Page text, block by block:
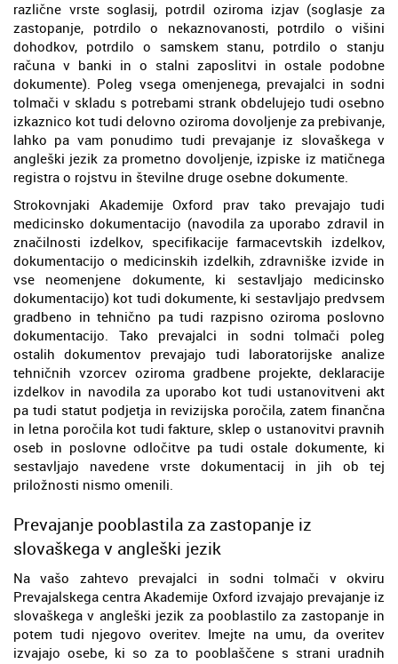
različne vrste soglasij, potrdil oziroma izjav (soglasje za
zastopanje, potrdilo o nekaznovanosti, potrdilo o višini
dohodkov, potrdilo o samskem stanu, potrdilo o stanju
računa v banki in o stalni zaposlitvi in ostale podobne
dokumente). Poleg vsega omenjenega, prevajalci in sodni
tolmači v skladu s potrebami strank obdelujejo tudi osebno
izkaznico kot tudi delovno oziroma dovoljenje za prebivanje,
lahko pa vam ponudimo tudi prevajanje iz slovaškega v
angleški jezik za prometno dovoljenje, izpiske iz matičnega
registra o rojstvu in številne druge osebne dokumente.
Strokovnjaki Akademije Oxford prav tako prevajajo tudi
medicinsko dokumentacijo (navodila za uporabo zdravil in
značilnosti izdelkov, specifikacije farmacevtskih izdelkov,
dokumentacijo o medicinskih izdelkih, zdravniške izvide in
vse neomenjene dokumente, ki sestavljajo medicinsko
dokumentacijo) kot tudi dokumente, ki sestavljajo predvsem
gradbeno in tehnično pa tudi razpisno oziroma poslovno
dokumentacijo. Tako prevajalci in sodni tolmači poleg
ostalih dokumentov prevajajo tudi laboratorijske analize
tehničnih vzorcev oziroma gradbene projekte, deklaracije
izdelkov in navodila za uporabo kot tudi ustanovitveni akt
pa tudi statut podjetja in revizijska poročila, zatem finančna
in letna poročila kot tudi fakture, sklep o ustanovitvi pravnih
oseb in poslovne odločitve pa tudi ostale dokumente, ki
sestavljajo navedene vrste dokumentacij in jih ob tej
priložnosti nismo omenili.
Prevajanje pooblastila za zastopanje iz
slovaškega v angleški jezik
Na vašo zahtevo prevajalci in sodni tolmači v okviru
Prevajalskega centra Akademije Oxford izvajajo prevajanje iz
slovaškega v angleški jezik za pooblastilo za zastopanje in
potem tudi njegovo overitev. Imejte na umu, da overitev
izvajajo osebe, ki so za to pooblaščene s strani uradnih